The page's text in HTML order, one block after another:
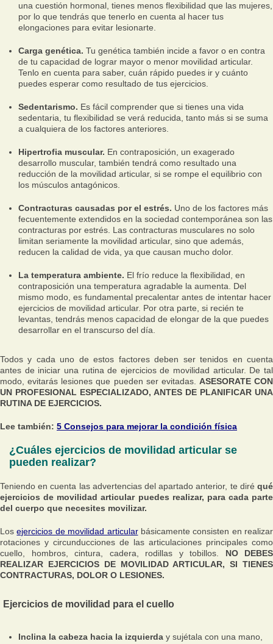
una cuestión hormonal, tienes menos flexibilidad que las mujeres,
por lo que tendrás que tenerlo en cuenta al hacer tus
elongaciones para evitar lesionarte.
Carga genética. Tu genética también incide a favor o en contra
de tu capacidad de lograr mayor o menor movilidad articular.
Tenlo en cuenta para saber, cuán rápido puedes ir y cuánto
puedes esperar como resultado de tus ejercicios.
Sedentarismo. Es fácil comprender que si tienes una vida
sedentaria, tu flexibilidad se verá reducida, tanto más si se suma
a cualquiera de los factores anteriores.
Hipertrofia muscular. En contraposición, un exagerado
desarrollo muscular, también tendrá como resultado una
reducción de la movilidad articular, si se rompe el equilibrio con
los músculos antagónicos.
Contracturas causadas por el estrés. Uno de los factores más
fecuentemente extendidos en la sociedad contemporánea son las
contracturas por estrés. Las contracturas musculares no solo
limitan seriamente la movilidad articular, sino que además,
reducen la calidad de vida, ya que causan mucho dolor.
La temperatura ambiente. El frío reduce la flexibilidad, en
contraposición una temperatura agradable la aumenta. Del
mismo modo, es fundamental precalentar antes de intentar hacer
ejercicios de movilidad articular. Por otra parte, si recién te
levantas, tendrás menos capacidad de elongar de la que puedes
desarrollar en el transcurso del día.
Todos y cada uno de estos factores deben ser tenidos en cuenta
antes de iniciar una rutina de ejercicios de movilidad articular. De tal
modo, evitarás lesiones que pueden ser evitadas. ASESORATE CON
UN PROFESIONAL ESPECIALIZADO, ANTES DE PLANIFICAR UNA
RUTINA DE EJERCICIOS.
Lee también: 5 Consejos para mejorar la condición física
¿Cuáles ejercicios de movilidad articular se
pueden realizar?
Teniendo en cuenta las advertencias del apartado anterior, te diré qué
ejercicios de movilidad articular puedes realizar, para cada parte
del cuerpo que necesites movilizar.
Losejercicios de movilidad articularbásicamente consisten en realizar
rotaciones y circunducciones de las articulaciones principales como
cuello, hombros, cintura, cadera, rodillas y tobillos.
NO DEBES
REALIZAR EJERCICIOS DE MOVILIDAD ARTICULAR, SI TIENES
CONTRACTURAS, DOLOR O LESIONES.
Ejercicios de movilidad para el cuello
Inclina la cabeza hacia la izquierda y sujétala con una mano,